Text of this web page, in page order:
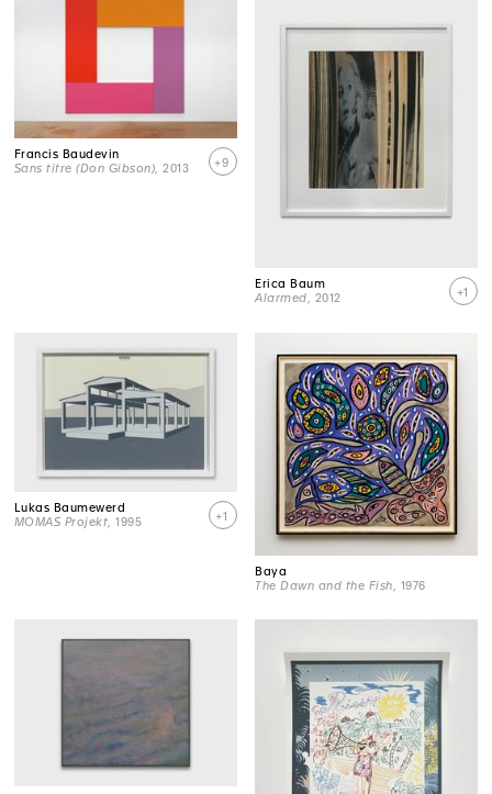
Francis Baudevin
Sans titre (Don Gibson) , 2013 +9
Erica Baum
Alarmed , 2012 +1
Lukas Baumewerd
MOMAS Projekt , 1995 +1
Baya
The Dawn and the Fish , 1976